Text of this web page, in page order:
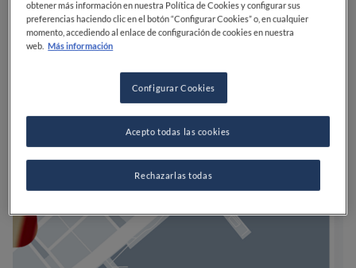
obtener más información en nuestra Política de Cookies y configurar sus
preferencias haciendo clic en el botón “Configurar Cookies” o, en cualquier
momento, accediendo al enlace de configuración de cookies en nuestra
web. Más información
Configurar Cookies
Rechazarlas todas
Acepto todas las cookies